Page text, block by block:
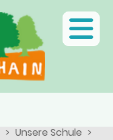
Unsere Schule
Angebote, Projekte, Aktionen, Arbeitsgemeinschaften